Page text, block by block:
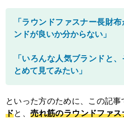
「ラウンドファスナー長財
ンドが良いか分からない」
「いろんな人気ブランドと
とめて見てみたい」
といった方のために、この記事
ドと、売れ筋のラウンドファ